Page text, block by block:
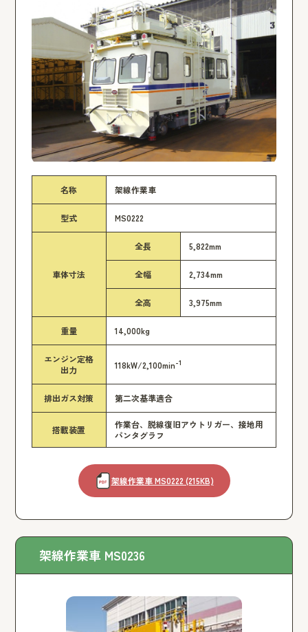
名称 架線作業車
型式 MS0222
車体寸法
全長 5,822mm
全幅 2,734mm
全高 3,975mm
重量 14,000kg
エンジン定格
出力
118kW/2,100min-1
排出ガス対策 第二次基準適合
搭載装置
作業台、脱線復旧アウトリガー、接地用
パンタグラフ
架線作業車 MS0222 (215KB)
架線作業車 MS0236